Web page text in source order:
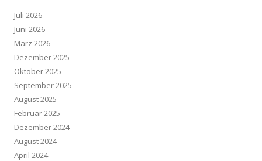
Juli 2026
Juni 2026
März 2026
Dezember 2025
Oktober 2025
September 2025
August 2025
Februar 2025
Dezember 2024
August 2024
April 2024